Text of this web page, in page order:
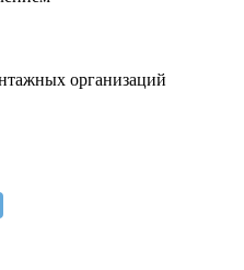
организаций